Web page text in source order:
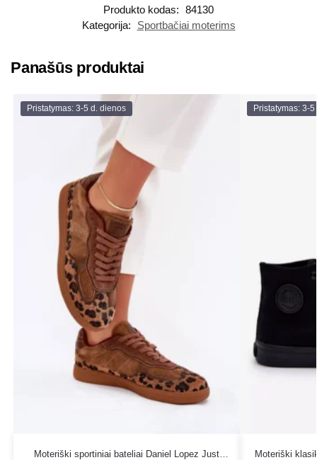
Produkto kodas: 84130
Kategorija:
Sportbačiai moterims
Panašūs produktai
Pristatymas: 3-5 d. dienos
Moteriški sportiniai bateliai Daniel Lopez Just
Pristatymas: 3-
Moteriški